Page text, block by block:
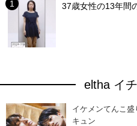
37歳女性の13年間
eltha イ
イケメンてんこ
キュン